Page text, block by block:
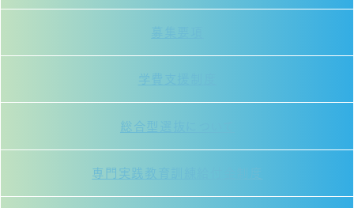
学費支援制度
総合型選抜について
専門実践教育訓練給付金制度